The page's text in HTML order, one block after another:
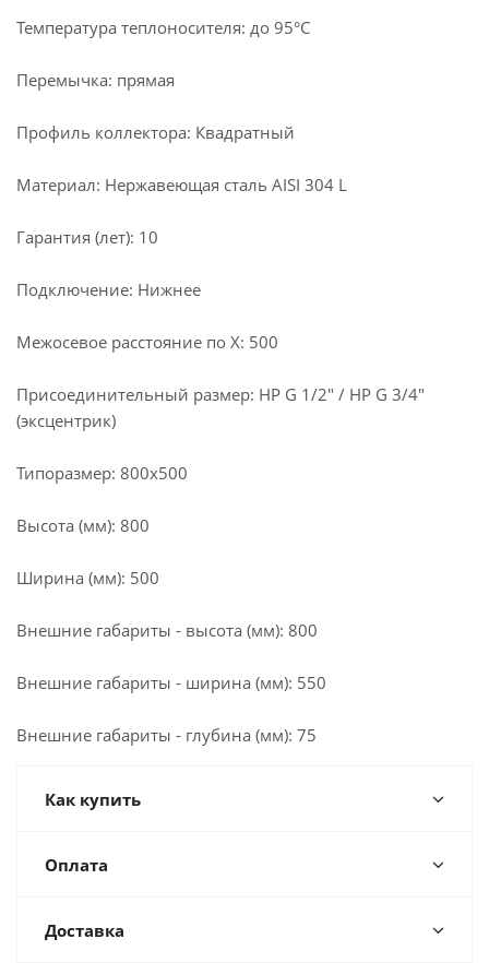
Температура теплоносителя: до 95°С
Перемычка: прямая
Профиль коллектора: Квадратный
Материал: Нержавеющая сталь AISI 304 L
Гарантия (лет): 10
Подключение: Нижнее
Межосевое расстояние по X: 500
Присоединительный размер: НР G 1/2" / НР G 3/4"
(эксцентрик)
Типоразмер: 800x500
Высота (мм): 800
Ширина (мм): 500
Внешние габариты - высота (мм): 800
Внешние габариты - ширина (мм): 550
Внешние габариты - глубина (мм): 75
Как купить
Оплата
Доставка